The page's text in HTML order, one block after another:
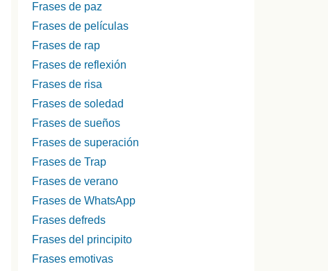
Frases de paz
Frases de películas
Frases de rap
Frases de reflexión
Frases de risa
Frases de soledad
Frases de sueños
Frases de superación
Frases de Trap
Frases de verano
Frases de WhatsApp
Frases defreds
Frases del principito
Frases emotivas